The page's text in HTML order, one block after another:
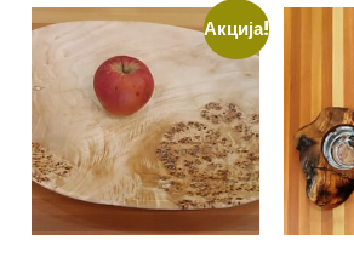
Акција!